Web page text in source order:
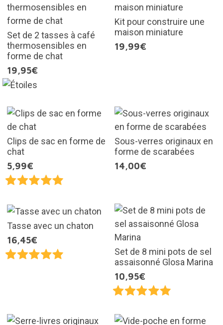
Set de 2 tasses à café
thermosensibles en
forme de chat
19,95€
Kit pour construire une
maison miniature
19,99€
Clips de sac en forme de
chat
5,99€
Sous-verres originaux en
forme de scarabées
14,00€
Tasse avec un chaton
16,45€
Set de 8 mini pots de sel
assaisonné Glosa Marina
10,95€